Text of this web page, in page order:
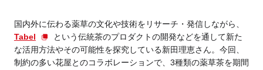
国内外に伝わる薬草の文化や技術をリサーチ・発信しながら、
Tabel
という伝統茶のプロダクトの開発などを通して新た
な活用方法やその可能性を探究している新田理恵さん。今回、
制約の多い花屋とのコラボレーションで、3種類の薬草茶を期間